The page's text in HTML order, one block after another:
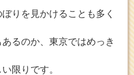
りを見かけることも多く
るのか、東京ではめっき
限りです。